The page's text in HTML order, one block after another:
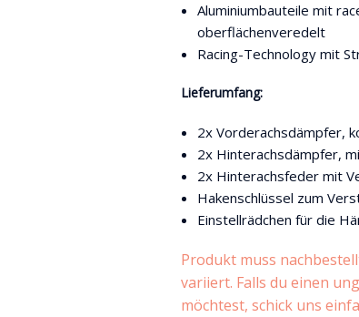
Aluminiumbauteile mit
oberflächenveredelt
Racing-Technology mit
Lieferumfang:
2x Vorderachsdämpfer,
2x Hinterachsdämpfer,
2x Hinterachsfeder mit
Hakenschlüssel zum
Einstellrädchen für die
Produkt muss
variiert. Falls du einen
möchtest, schick uns